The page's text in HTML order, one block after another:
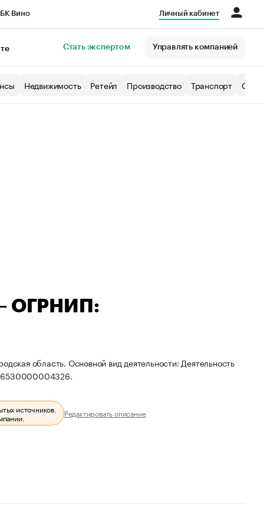
Вино Личный кабинет
Стать экспертом Управлять компанией
Недвижимость Ретейл Производство Транспорт
ОГРНИП:
область. Основной вид деятельности: Деятельность
источников.
Редактировать описание